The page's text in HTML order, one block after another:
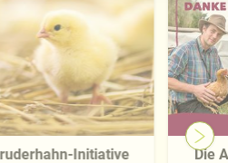
Sie in unserem
Initiative Die